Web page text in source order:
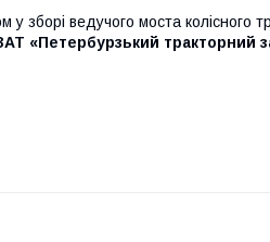
у зборі ведучого моста колісного
«Петербурзький тракторний